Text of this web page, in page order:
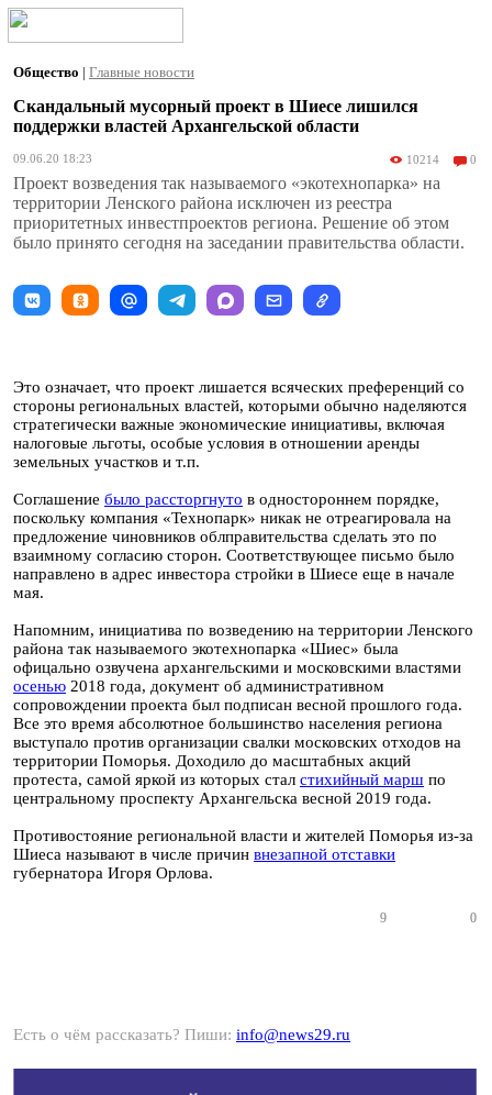
Общество | Главные новости
Скандальный мусорный проект в Шиесе лишился
поддержки властей Архангельской области
09.06.20 18:23 10214 0
Проект возведения так называемого «экотехнопарка» на
территории Ленского района исключен из реестра
приоритетных инвестпроектов региона. Решение об этом
было принято сегодня на заседании правительства области.
Это означает, что проект лишается всяческих преференций со
стороны региональных властей, которыми обычно наделяются
стратегически важные экономические инициативы, включая
налоговые льготы, особые условия в отношении аренды
земельных участков и т.п.
Соглашение было рассторгнуто в одностороннем порядке,
поскольку компания «Технопарк» никак не отреагировала на
предложение чиновников облправительства сделать это по
взаимному согласию сторон. Соответствующее письмо было
направлено в адрес инвестора стройки в Шиесе еще в начале
мая.
Напомним, инициатива по возведению на территории Ленского
района так называемого экотехнопарка «Шиес» была
офицально озвучена архангельскими и московскими властями
осенью 2018 года, документ об административном
сопровождении проекта был подписан весной прошлого года.
Все это время абсолютное большинство населения региона
выступало против организации свалки московских отходов на
территории Поморья. Доходило до масштабных акций
протеста, самой яркой из которых стал стихийный марш по
центральному проспекту Архангельска весной 2019 года.
Противостояние региональной власти и жителей Поморья из-за
Шиеса называют в числе причин внезапной отставки
губернатора Игоря Орлова.
9 0
Есть о чём рассказать? Пиши: info@news29.ru